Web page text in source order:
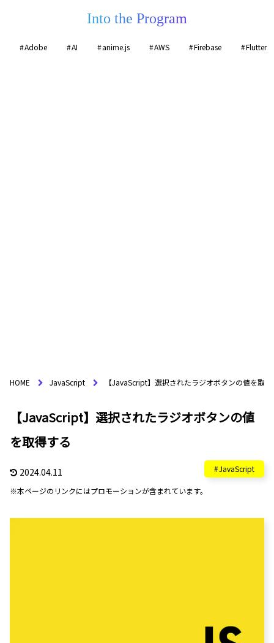
Into the Program
Adobe AI anime.js AWS Firebase Flutter
HOME JavaScript 【JavaScript】選択されたラジオボタンの値を取
【JavaScript】選択されたラジオボタンの値
を取得する
2024.04.11 JavaScript
※本ページのリンクにはプロモーションが含まれています。